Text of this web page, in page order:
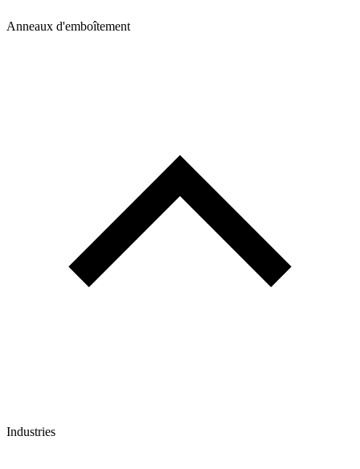
Anneaux d'emboîtement
Industries